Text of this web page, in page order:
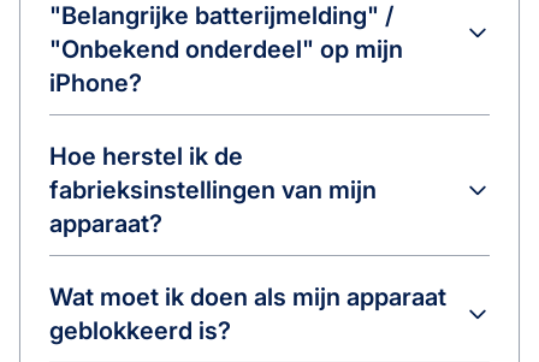
"Belangrijke batterijmelding" /
"Onbekend onderdeel" op mijn
iPhone?
Hoe herstel ik de
fabrieksinstellingen van mijn
apparaat?
Wat moet ik doen als mijn apparaat
geblokkeerd is?